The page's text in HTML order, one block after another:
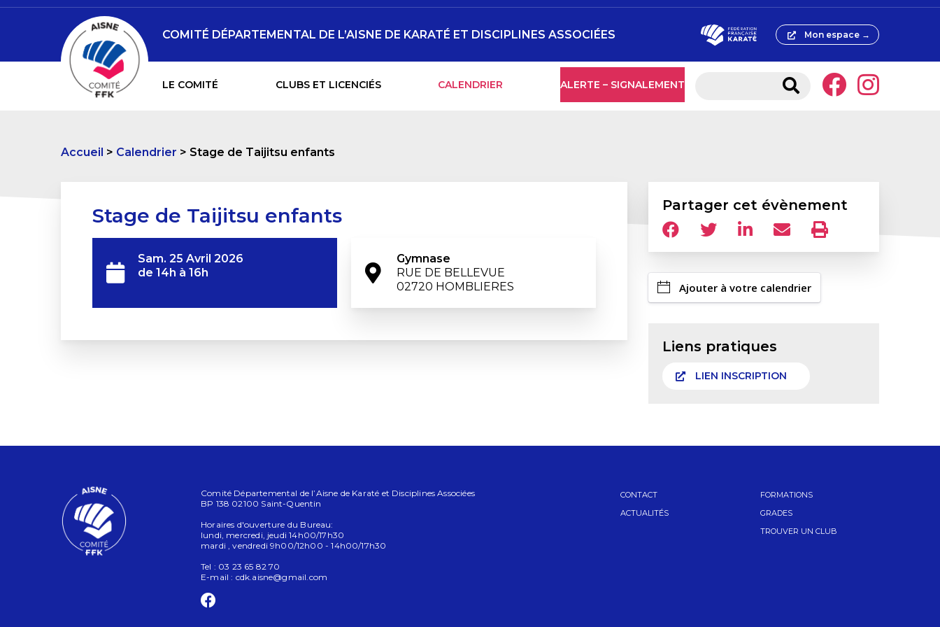
LE COMITÉ CLUBS ET LICENCIÉS CALENDRIER ALERTE – SIGNALEMENT
COMITÉ DÉPARTEMENTAL DE L’AISNE DE KARATÉ ET DISCIPLINES ASSOCIÉES Mon espace →
Accueil Calendrier Stage de Taijitsu enfants
Stage de Taijitsu enfants
Sam. 25 Avril 2026
de 14h à 16h
Gymnase
RUE DE BELLEVUE
02720 HOMBLIERES
Partager cet évènement
Ajouter à votre calendrier
Liens pratiques
LIEN INSCRIPTION
Comité Départemental de l’Aisne de Karaté et Disciplines Associées
BP 138 02100 Saint-Quentin
Horaires d'ouverture du Bureau:
lundi, mercredi, jeudi 14h00/17h30
mardi , vendredi 9h00/12h00 - 14h00/17h30
Tel : 03 23 65 82 70
E-mail : cdk.aisne@gmail.com
CONTACT
ACTUALITÉS
FORMATIONS
GRADES
TROUVER UN CLUB